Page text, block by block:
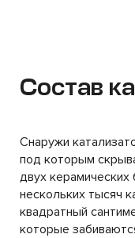
Состав
Снаружи
под которым
двух керамических
нескольких тысяч
квадратный
которые